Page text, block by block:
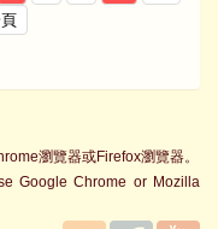
瀏覽器或Firefox瀏覽器。
Google Chrome or Mozilla